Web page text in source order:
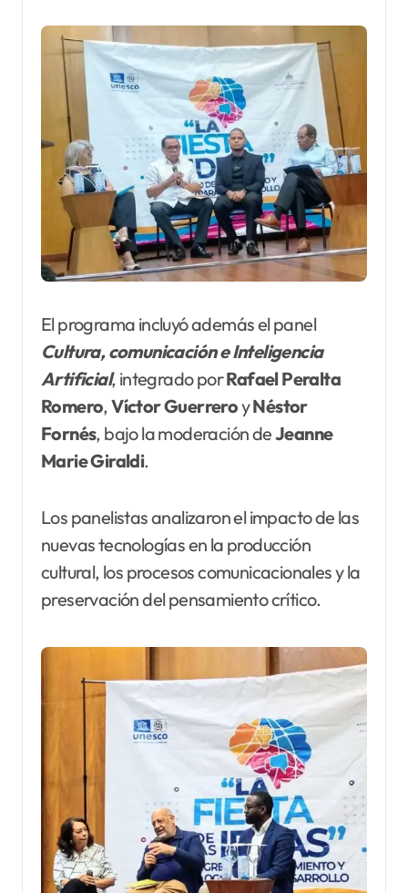
El programa incluyó además el panel
Cultura, comunicación e Inteligencia
Artificial, integrado porRafael Peralta
Romero,VíctorGuerreroyNéstor
Fornés, bajo la moderación deJeanne
Marie Giraldi.
Los panelistas analizaron el impacto de las
nuevas tecnologías en la producción
cultural, los procesos comunicacionales y la
preservación del pensamiento crítico.